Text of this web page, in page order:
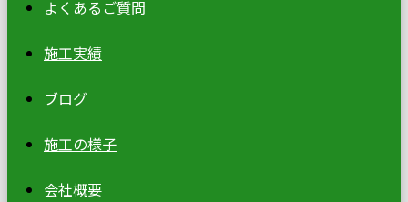
よくあるご質問
施工実績
ブログ
施工の様子
会社概要